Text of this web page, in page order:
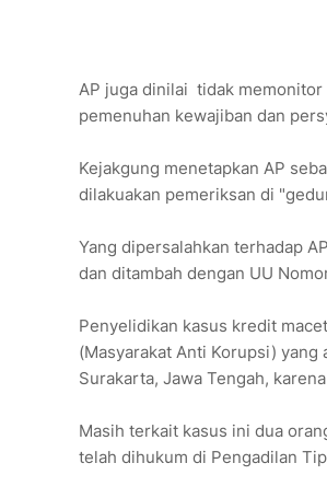
AP juga dinilai tidak memonitor
pemenuhan kewajiban dan
Kejakgung menetapkan AP
dilakuakan pemeriksan di
Yang dipersalahkan terhadap
dan ditambah dengan UU
Penyelidikan kasus kredit
(Masyarakat Anti Korupsi)
Surakarta, Jawa Tengah,
Masih terkait kasus ini dua
telah dihukum di Pengadilan